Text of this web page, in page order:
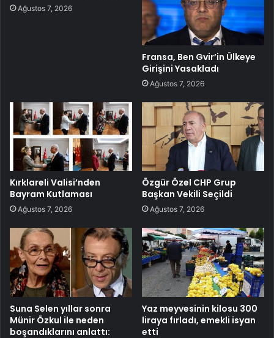
Ağustos 7, 2026
Fransa, Ben Gvir’in Ülkeye
Girişini Yasakladı
Ağustos 7, 2026
Kırklareli Valisi’nden
Bayram Kutlaması
Ağustos 7, 2026
Özgür Özel CHP Grup
Başkan Vekili Seçildi
Ağustos 7, 2026
Suna Selen yıllar sonra
Münir Özkul ile neden
boşandıklarını anlattı:
Yaz meyvesinin kilosu 300
liraya fırladı, emekli isyan
etti